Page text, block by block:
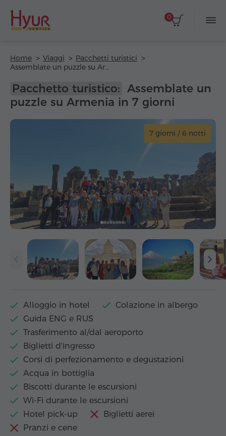
0
Home Viaggi
Pacchetti turistici
Assemblate un puzzle su Armenia in 7 giorni
Pacchetto turistico: Assemblate un
puzzle su Armenia in 7 giorni
7 giorni / 6 notti
Alloggio in hotel
Colazione in albergo
Guida ENG e RUS
Trasferimento al/dal aeroporto
Biglietti d'ingresso
Corsi di perfezionamento e degustazioni
Acqua in bottiglia
Biscotti durante le escursioni
Wi-Fi durante le escursioni
Hotel pick-up
Biglietti aerei
Pranzi e cene